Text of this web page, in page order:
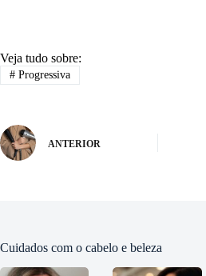
Veja tudo sobre:
#Progressiva
ANTERIOR
Cuidados com o cabelo e beleza